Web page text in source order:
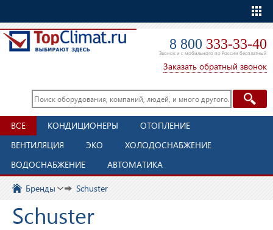
8 800 333-33-40
Звонок и с мобильного по России бесплатный
Заказать обратный звонок
ВСЕ КОНДИЦИОНЕРЫ
ОТОПЛЕНИЕ
ВЕНТИЛЯЦИЯ
ЭКО
ХОЛОДОСНАБЖЕНИЕ
ВОДОСНАБЖЕНИЕ
АВТОМАТИКА
Бренды Schuster
Schuster